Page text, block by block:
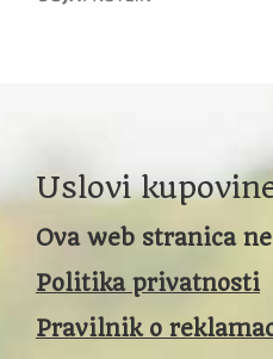
Uslovi
Ova web stranica
Politika privatnosti
Pravilnik o